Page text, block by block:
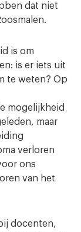
dat niet
is om
is er iets uit
te weten? Op
mogelijkheid
maar
verloren
ons
van het
docenten,